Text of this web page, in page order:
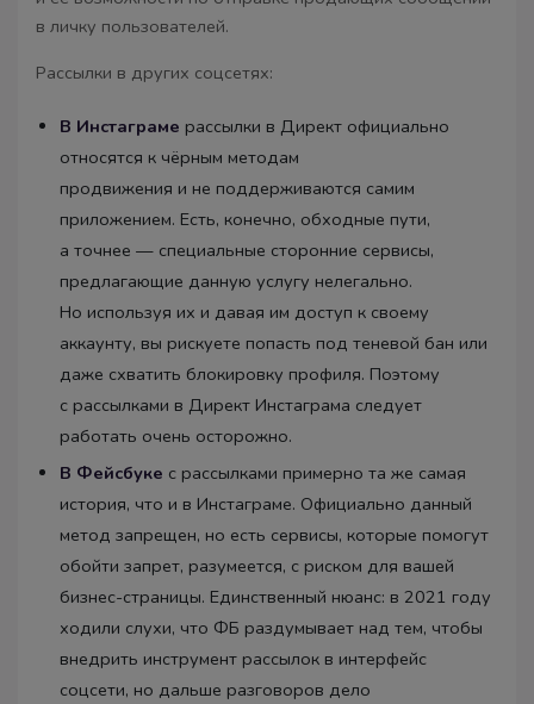
в личку пользователей.
Рассылки в других соцсетях:
В Инстаграме рассылки в Директ официально
относятся к чёрным методам
продвижения и не поддерживаются самим
приложением. Есть, конечно, обходные пути,
а точнее — специальные сторонние сервисы,
предлагающие данную услугу нелегально.
Но используя их и давая им доступ к своему
аккаунту, вы рискуете попасть под теневой бан или
даже схватить блокировку профиля. Поэтому
с рассылками в Директ Инстаграма следует
работать очень осторожно.
В Фейсбуке с рассылками примерно та же самая
история, что и в Инстаграме. Официально данный
метод запрещен, но есть сервисы, которые помогут
обойти запрет, разумеется, с риском для вашей
бизнес-страницы. Единственный нюанс: в 2021 году
ходили слухи, что ФБ раздумывает над тем, чтобы
внедрить инструмент рассылок в интерфейс
соцсети, но дальше разговоров дело